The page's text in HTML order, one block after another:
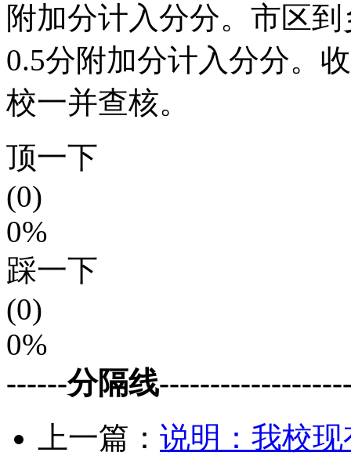
附加分计入分分。市区
0.5分附加分计入分分。
校一并查核。
顶一下
(0)
0%
踩一下
(0)
0%
------分隔线
上一篇： 说明：我校